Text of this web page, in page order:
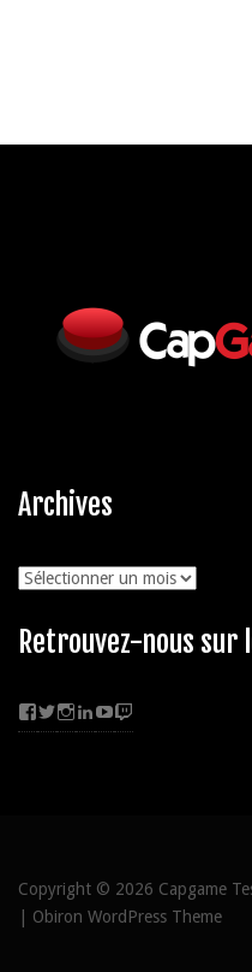
Archives
Archives
Retrouvez-nous sur
Facebook
Twitter
Instagram
LinkedIn
YouTube
Copyright © 2026 Capgame
| Obiron WordPress Theme